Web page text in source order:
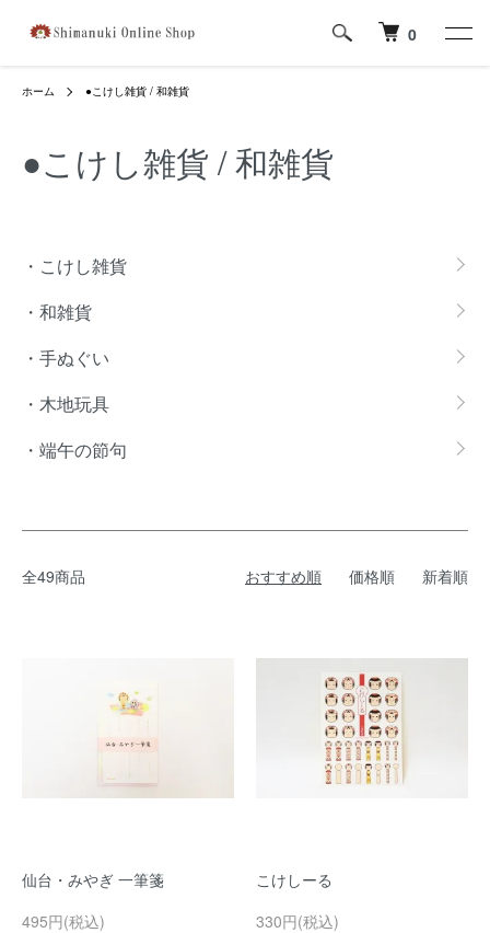
0
ホーム ●こけし雑貨 / 和雑貨
●こけし雑貨 / 和雑貨
・こけし雑貨
・和雑貨
・手ぬぐい
・木地玩具
・端午の節句
全49商品 おすすめ順 価格順 新着順
仙台・みやぎ 一筆箋
495円(税込)
こけしーる
330円(税込)